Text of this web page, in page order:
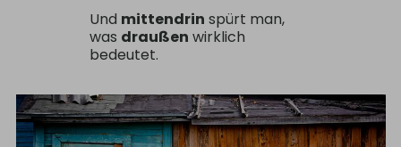
Und mittendrin spürt man,
was draußen wirklich
bedeutet.